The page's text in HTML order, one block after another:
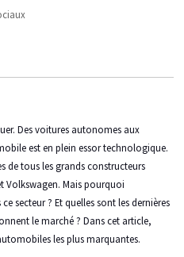
Des voitures autonomes aux
est en plein essor technologique.
de tous les grands constructeurs
Volkswagen. Mais pourquoi
secteur ? Et quelles sont les dernières
le marché ? Dans cet article,
les plus marquantes.